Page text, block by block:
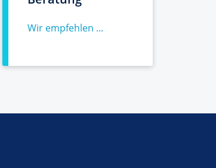
Wir empfehlen ...